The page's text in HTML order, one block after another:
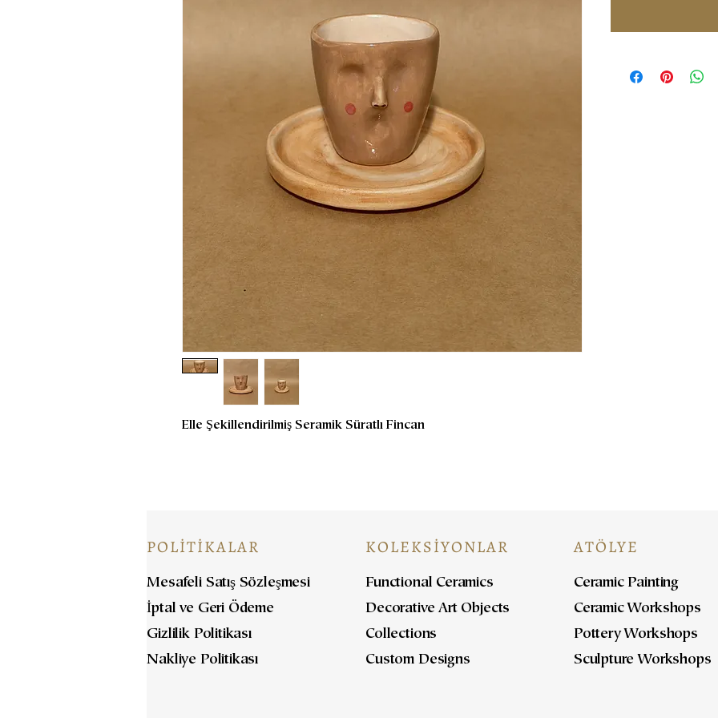
Elle Şekillendirilmiş Seramik Süratlı Fincan
POLİTİKALAR
Mesafeli Satış Sözleşmesi
İptal ve Geri Ödeme
Gizlilik Politikası
Nakliye Politikası
KOLEKSİYONLAR
Functional Ceramics
Decorative Art Objects
Collections
Custom Designs
ATÖLYE
Ceramic Painting
Ceramic Workshops
Pottery Workshops
Sculpture Workshops